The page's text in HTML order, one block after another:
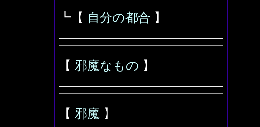
┗【 自分の都合 】
【 邪魔なもの 】
【 邪魔 】